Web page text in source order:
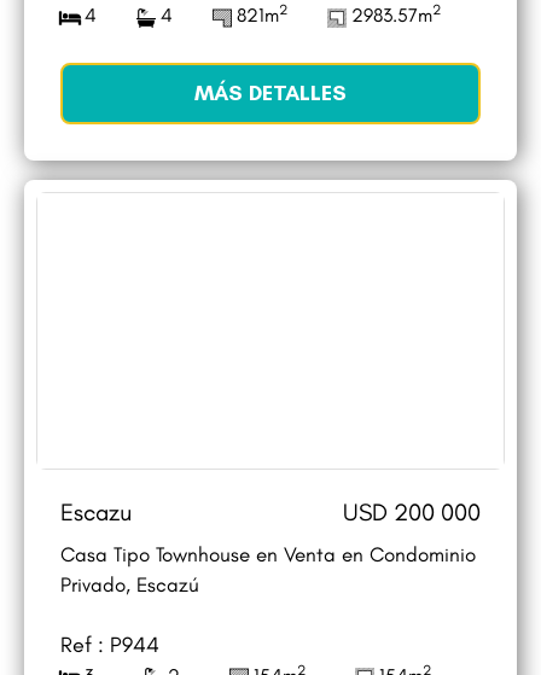
4 4 821m2 2983.57m2
MÁS DETALLES
Escazu USD 200 000
Casa Tipo Townhouse en Venta en Condominio
Privado, Escazú
Ref : P944
2 2